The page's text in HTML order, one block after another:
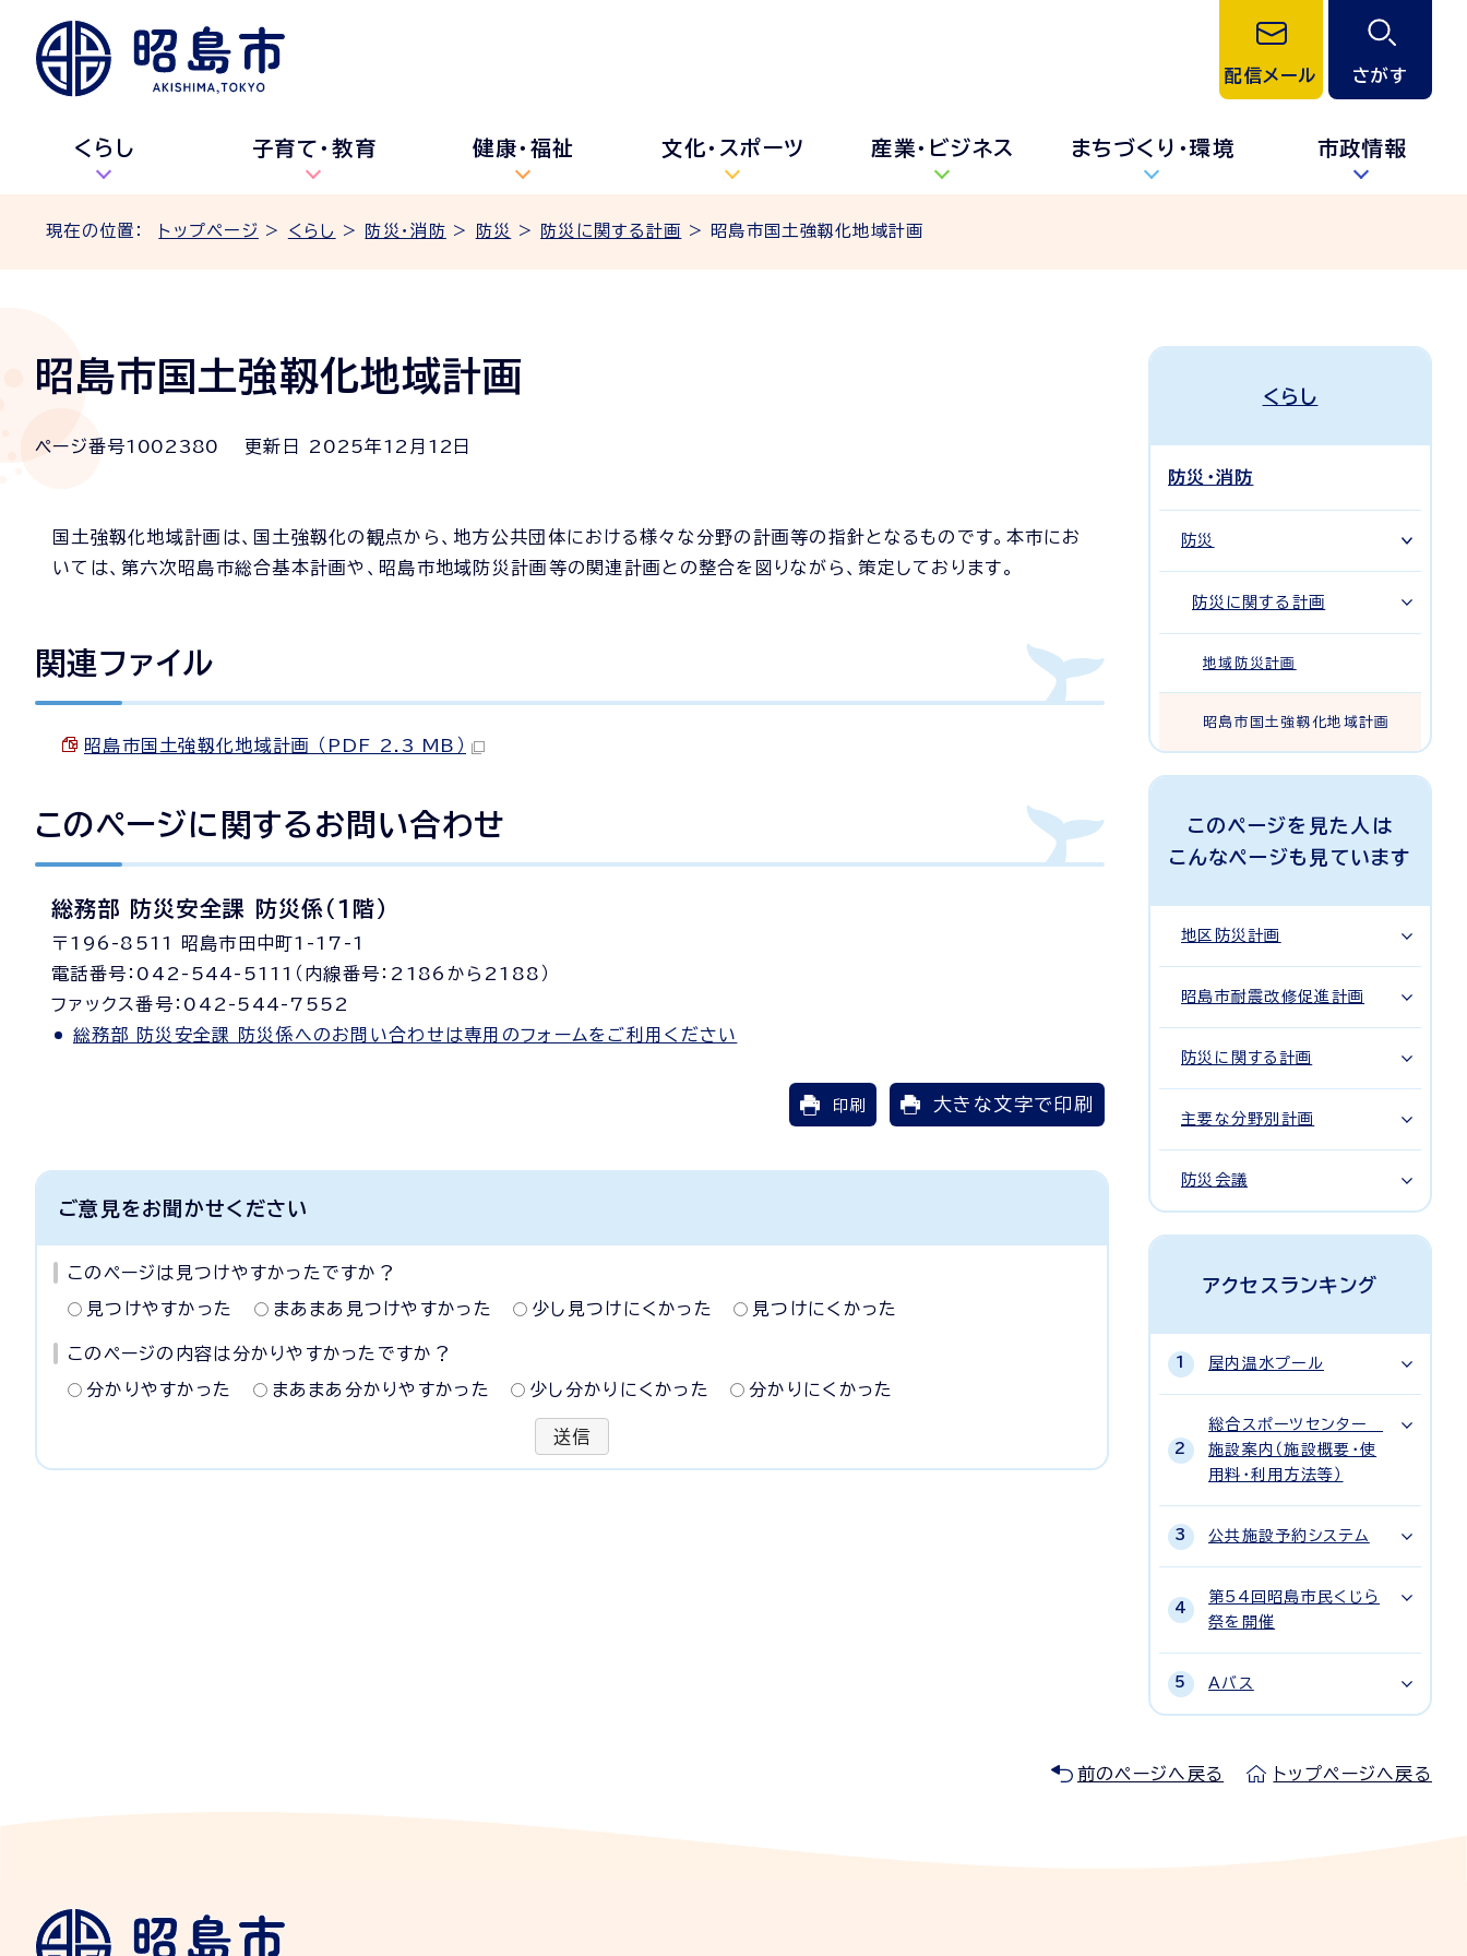
配信メール さがす
くらし 子育て・教育 健康・福祉 文化・スポーツ 産業・ビジネス まちづくり・環境 市政情報
現在の位置： トップページ > くらし > 防災・消防 > 防災 > 防災に関する計画 > 昭島市国土強靱化地域計画
昭島市国土強靱化地域計画
ページ番号1002380 更新日 2025年12 月 12 日
国土強靱化地域計画は、国土強靱化の観点から、地方公共団体における様々な分野の計画等の指針となるものです。本市にお
いては、第六次昭島市総合基本計画や、昭島市地域防災計画等の関連計画との整合を図りながら、策定しております。
関連ファイル
昭島市国土強靱化地域計画 （PDF 2.3 MB）
このページに関するお問い合わせ
総務部 防災安全課 防災係（1階）
〒196-8511 昭島市田中町1-17-1
電話番号：042-544-5111（内線番号：2186から2188）
ファックス番号：042-544-7552
総務部 防災安全課 防災係へのお問い合わせは専用のフォームをご利用ください
印刷 大きな文字で印刷
ご意見をお聞かせください
このページは見つけやすかったですか？
見つけやすかった まあまあ見つけやすかった 少し見つけにくかった 見つけにくかった
このページの内容は分かりやすかったですか？
分かりやすかった まあまあ分かりやすかった 少し分かりにくかった 分かりにくかった
送信
くらし
防災・消防
防災
防災に関する計画
地域防災計画
昭島市国土強靱化地域計画
このページを見た人は
こんなページも見ています
地区防災計画
昭島市耐震改修促進計画
防災に関する計画
主要な分野別計画
防災会議
アクセスランキング
屋内温水プール
総合スポーツセンター
施設案内（施設概要・使
用料・利用方法等）
公共施設予約システム
第54回昭島市民くじら
祭を開催
Aバス
前のページへ戻る トップページへ戻る